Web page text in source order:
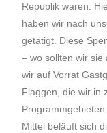
Republik waren.
haben wir nach
getätigt. Diese
– wo sollten wir
wir auf Vorrat
Flaggen, die wir in
Mittel beläuft sich